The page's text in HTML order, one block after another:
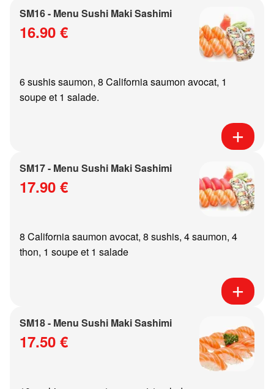
SM16 - Menu Sushi Maki Sashimi
16.90 €
6 sushis saumon, 8 California saumon avocat, 1
soupe et 1 salade.
SM17 - Menu Sushi Maki Sashimi
17.90 €
8 California saumon avocat, 8 sushis, 4 saumon, 4
thon, 1 soupe et 1 salade
SM18 - Menu Sushi Maki Sashimi
17.50 €